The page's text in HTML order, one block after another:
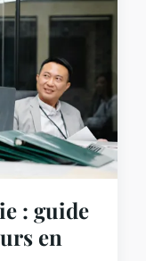
: guide
en